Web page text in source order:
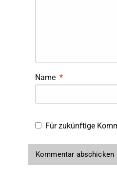
Name *
Für zukünftige